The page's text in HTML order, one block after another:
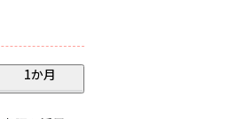
1か月